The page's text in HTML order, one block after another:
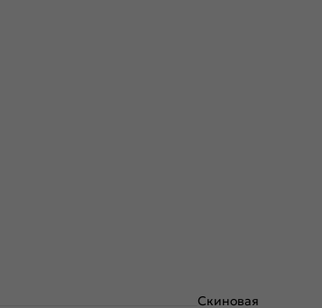
Скиновая